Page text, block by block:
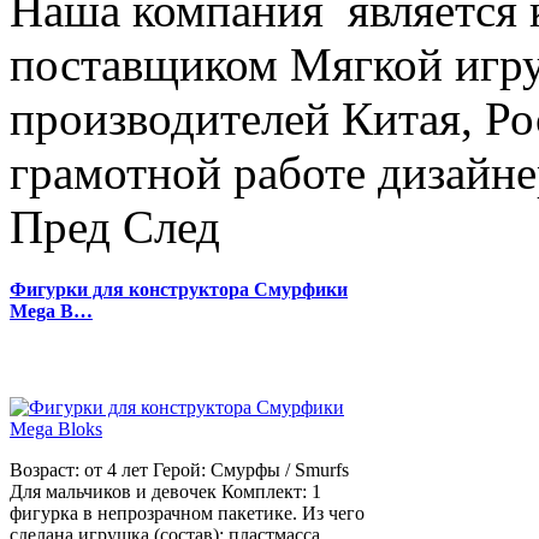
поставщиком Мягкой
производителей Китая,
грамотной работе
Пред След
Фигурки для конструктора Смурфики
Mega B…
Возраст: от 4 лет Герой: Смурфы / Smurfs
Для мальчиков и девочек Комплект: 1
фигурка в непрозрачном пакетике. Из чего
сделана игрушка (состав): пластмасса.